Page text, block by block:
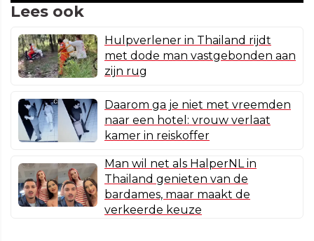
Lees ook
Hulpverlener in Thailand rijdt
met dode man vastgebonden aan
zijn rug
Daarom ga je niet met vreemden
naar een hotel: vrouw verlaat
kamer in reiskoffer
Man wil net als HalperNL in
Thailand genieten van de
bardames, maar maakt de
verkeerde keuze